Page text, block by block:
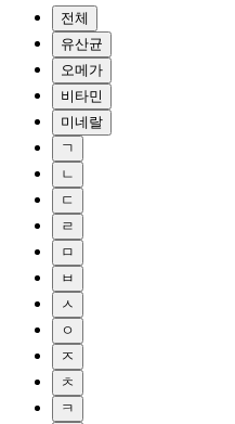
전체
유산균
오메가
비타민
미네랄
ㄱ
ㄴ
ㄷ
ㄹ
ㅁ
ㅂ
ㅅ
ㅇ
ㅈ
ㅊ
ㅋ